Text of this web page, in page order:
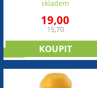
skladem
19,00
15,70